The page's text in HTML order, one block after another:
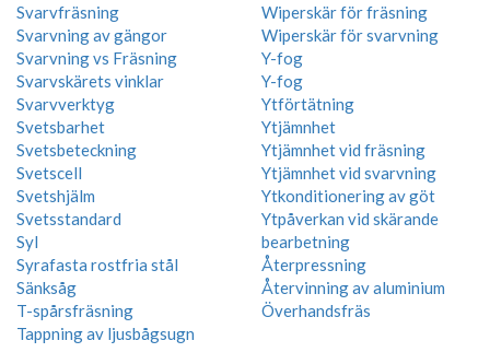
Svarvfräsning
Svarvning av gängor
Svarvning vs Fräsning
Svarvskärets vinklar
Svarvverktyg
Svetsbarhet
Svetsbeteckning
Svetscell
Svetshjälm
Svetsstandard
Syl
Syrafasta rostfria stål
Sänksåg
T-spårsfräsning
Tappning av ljusbågsugn
Wiperskär för fräsning
Wiperskär för svarvning
Y-fog
Y-fog
Ytförtätning
Ytjämnhet
Ytjämnhet vid fräsning
Ytjämnhet vid svarvning
Ytkonditionering av göt
Ytpåverkan vid skärande
bearbetning
Återpressning
Återvinning av aluminium
Överhandsfräs